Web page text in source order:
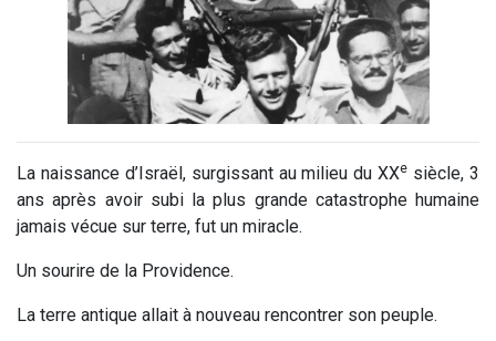
La naissance d’Israël, surgissant au milieu du XXe siècle, 3
ans après avoir subi la plus grande catastrophe humaine
jamais vécue sur terre, fut un miracle.
Un sourire de la Providence.
La terre antique allait à nouveau rencontrer son peuple.